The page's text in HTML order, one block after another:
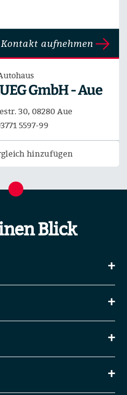
Kontakt aufnehmen
GmbH - Aue
30, 08280 Aue
5597-99
hinzufügen
Blick